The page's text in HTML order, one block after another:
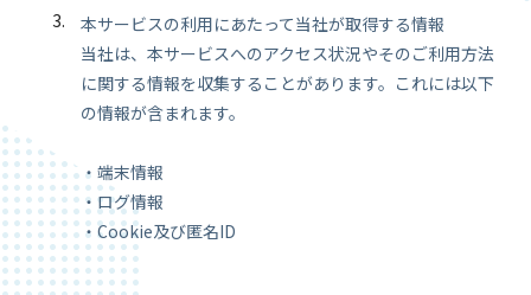
本サービスの利用にあたって当社が取得する情報
当社は、本サービスへのアクセス状況やそのご利用方法
に関する情報を収集することがあります。これには以下
の情報が含まれます。
・端末情報
・ログ情報
・Cookie及び匿名ID